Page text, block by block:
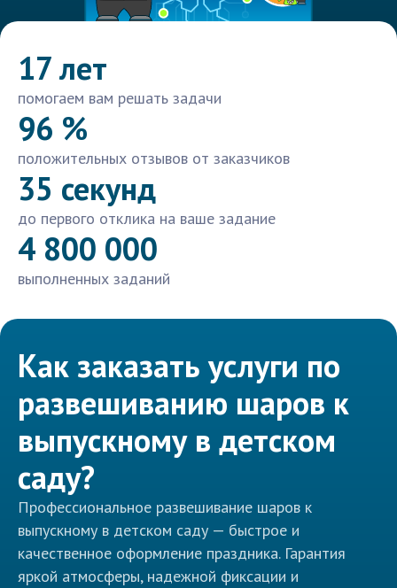
17 лет
помогаем вам решать задачи
96 %
положительных отзывов от заказчиков
35 секунд
до первого отклика на ваше задание
4 800 000
выполненных заданий
Как заказать услуги по
развешиванию шаров к
выпускному в детском
саду?
Профессиональное развешивание шаров к
выпускному в детском саду — быстрое и
качественное оформление праздника. Гарантия
яркой атмосферы, надежной фиксации и